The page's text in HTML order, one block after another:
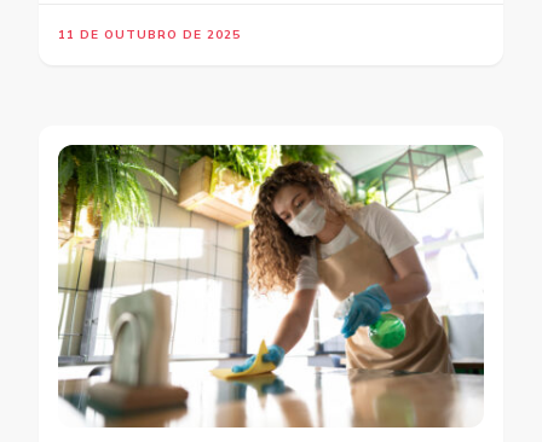
11 DE OUTUBRO DE 2025